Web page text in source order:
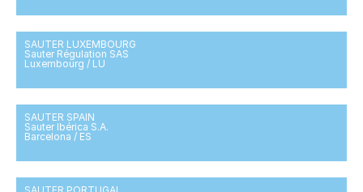
SAUTER LUXEMBOURG
Sauter Régulation SAS
Luxembourg / LU
SAUTER SPAIN
Sauter Ibérica S.A.
Barcelona / ES